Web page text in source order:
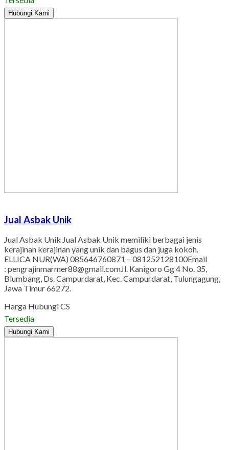
Hubungi Kami
Jual Asbak Unik
Jual Asbak Unik Jual Asbak Unik memiliki berbagai jenis
kerajinan kerajinan yang unik dan bagus dan juga kokoh.
ELLICA NUR(WA) 085646760871 – 081252128100Email
: pengrajinmarmer88@gmail.comJl. Kanigoro Gg 4 No. 35,
Blumbang, Ds. Campurdarat, Kec. Campurdarat, Tulungagung,
Jawa Timur 66272.
Harga Hubungi CS
Tersedia
Hubungi Kami